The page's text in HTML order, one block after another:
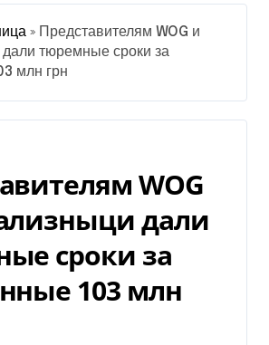
» Представителям WOG и
дали тюремные сроки за
млн грн
WOG
дали
сроки за
103 млн